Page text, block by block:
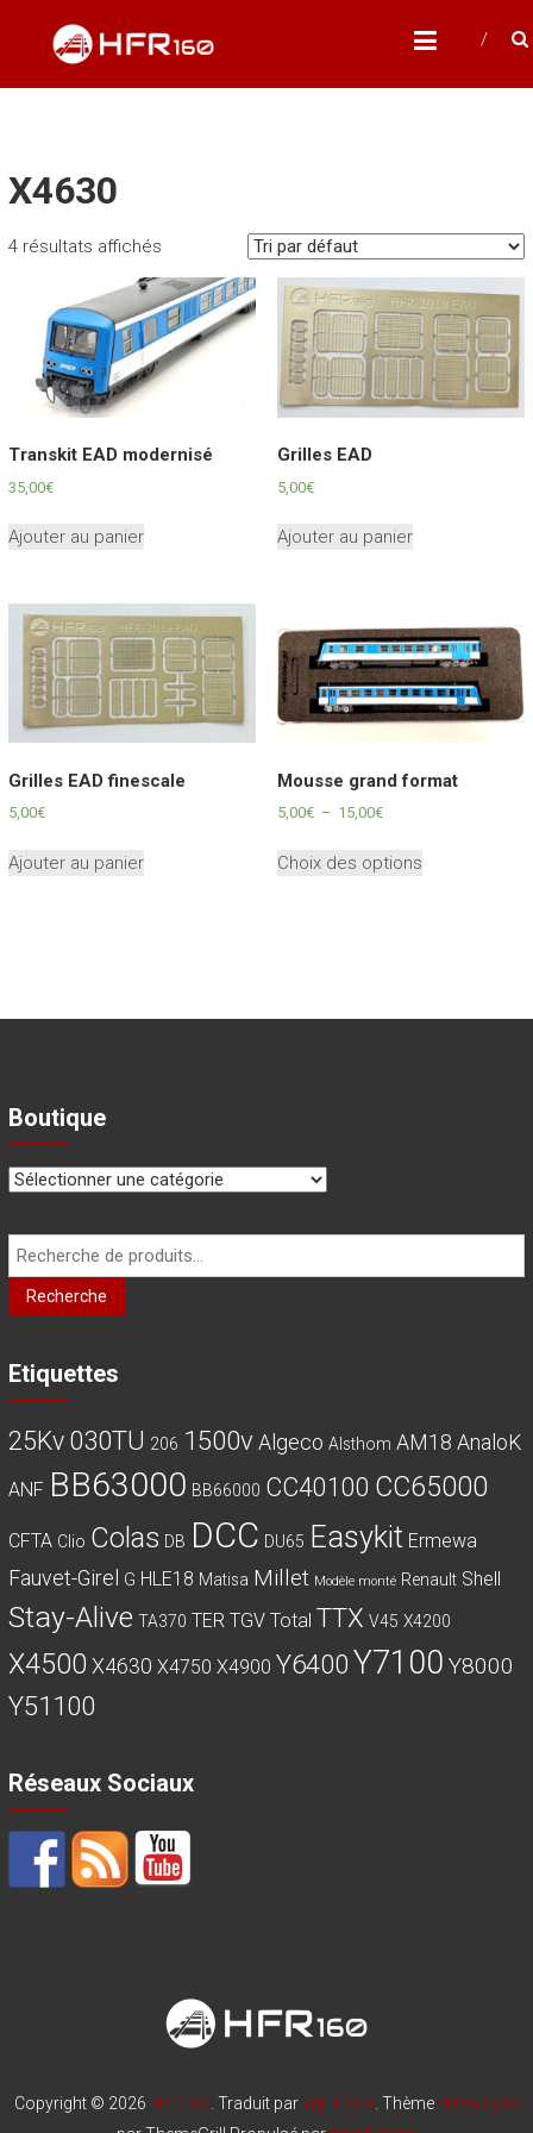
content
HFR160
Modélisme ferroviaire à l'échelle N
X4630
4 résultats affichés
Transkit EAD modernisé
35,00€
Ajouter au panier
Grilles EAD
5,00€
Ajouter au panier
Grilles EAD finescale
5,00€
Ajouter au panier
Mousse grand format
5,00€ – 15,00€Plage
prix :
Choix des optionsproduit
Boutique
Recherche
pour :
Recherche
Etiquettes
25Kv 030TU 206 1500v Algeco Alsthom AM18 AnaloK
ANF BB63000 BB66000 CC40100 CC65000
CFTA Clio Colas DB DCC DU65 Easykit Ermewa
Fauvet-Girel G HLE18 Matisa Millet Modèle monté Renault Shell
Stay-Alive TA370 TER TGV Total TTX V45 X4200
X4500 X4630 X4750 X4900 Y6400Y7100 Y8000
Y51100
Réseaux Sociaux
Copyright © 2026 HFR160 . Traduit parWp Trads . Thème Himalayas